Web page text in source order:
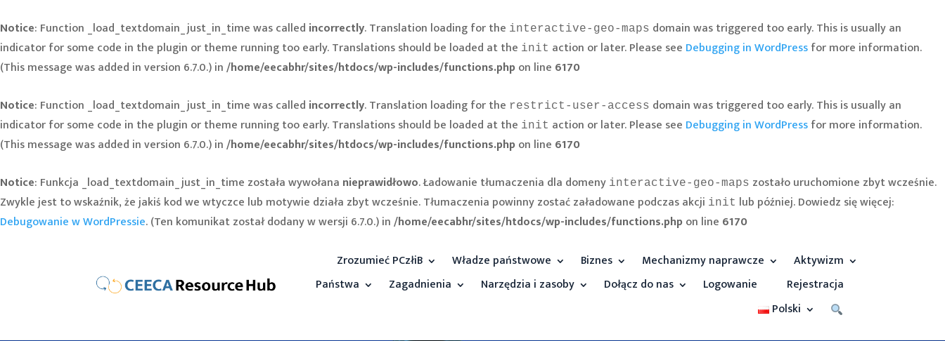
Notice: Function _load_textdomain_just_in_time was called incorrectly. Translation loading for the interactive-geo-maps domain was triggered too early. This is usually an
indicator for some code in the plugin or theme running too early. Translations should be loaded at the init action or later. Please see Debugging in WordPressfor more information.
(This message was added in version 6.7.0.) in/home/eecabhr/sites/htdocs/wp-includes/functions.php on line 6170
Notice: Function _load_textdomain_just_in_time was called incorrectly. Translation loading for the restrict-user-access domain was triggered too early. This is usually an
indicator for some code in the plugin or theme running too early. Translations should be loaded at the init action or later. Please see Debugging in WordPressfor more information.
(This message was added in version 6.7.0.) in/home/eecabhr/sites/htdocs/wp-includes/functions.php on line 6170
Notice: Funkcja _load_textdomain_just_in_time została wywołana nieprawidłowo. Ładowanie tłumaczenia dla domeny interactive-geo-maps zostało uruchomione zbyt wcześnie.
Zwykle jest to wskaźnik, że jakiś kod we wtyczce lub motywie działa zbyt wcześnie. Tłumaczenia powinny zostać załadowane podczas akcji init lub później. Dowiedz się więcej:
Debugowanie w WordPressie. (Ten komunikat został dodany w wersji 6.7.0.) in/home/eecabhr/sites/htdocs/wp-includes/functions.php on line 6170
Zrozumieć PCzłiB Władze państwowe Biznes Mechanizmy naprawcze
Aktywizm
Państwa
Zagadnienia Narzędzia i zasoby Dołącz do nas Logowanie
Rejestracja
Polski